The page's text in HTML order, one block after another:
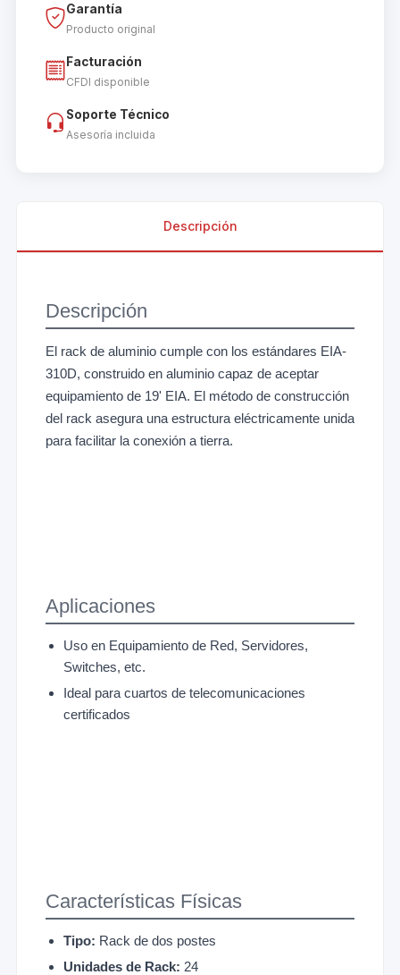
Garantía
Producto original
Facturación
CFDI disponible
Soporte Técnico
Asesoría incluida
Descripción
Descripción
El rack de aluminio cumple con los estándares EIA-
310D, construido en aluminio capaz de aceptar
equipamiento de 19' EIA. El método de construcción
del rack asegura una estructura eléctricamente unida
para facilitar la conexión a tierra.
Aplicaciones
Uso en Equipamiento de Red, Servidores,
Switches, etc.
Ideal para cuartos de telecomunicaciones
certificados
Características Físicas
Tipo: Rack de dos postes
Unidades de Rack: 24